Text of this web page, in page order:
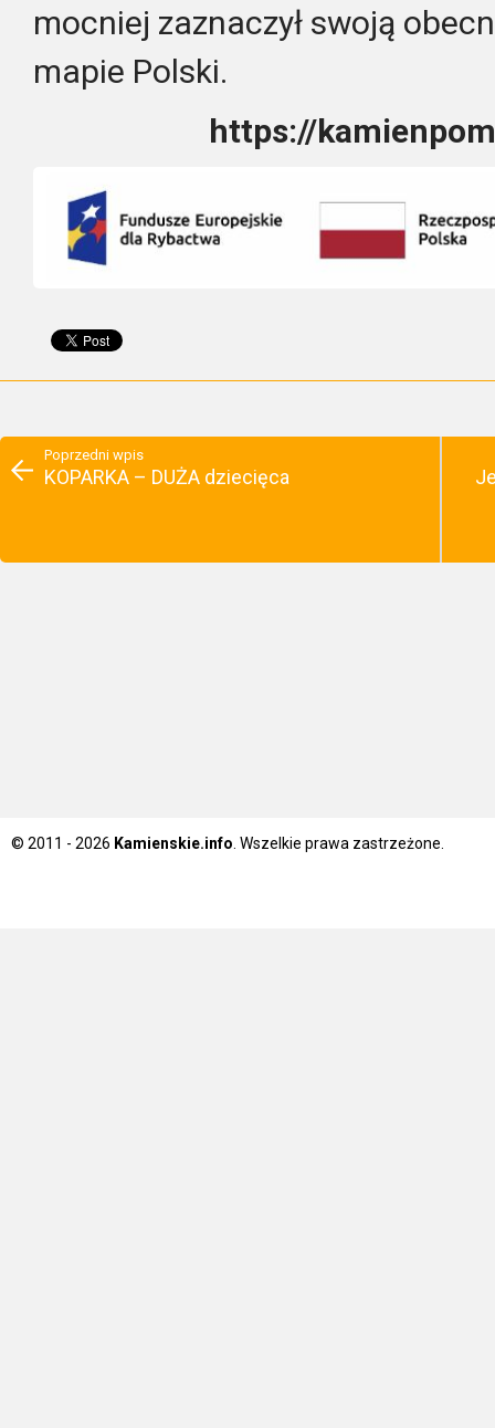
mocniej zaznaczył swoją
mapie Polski.
https://
Poprzedni wpis
KOPARKA – DUŻA dziecięca
© 2011 - 2026 Kamienskie.info . Wszelkie prawa zastrzeżone.